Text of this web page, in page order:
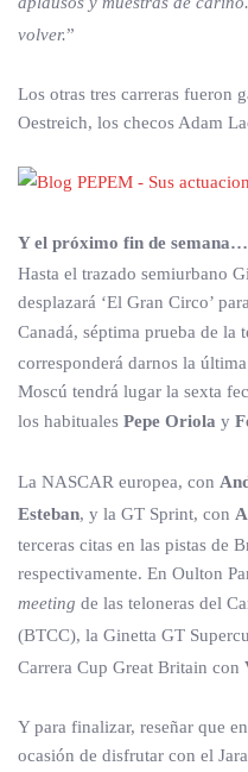
volver.”
Los otras tres carreras fueron
Oestreich, los checos Adam
Y el próximo fin de semana…
Hasta el trazado semiurbano
desplazará ‘El Gran Circo’
Canadá, séptima prueba de la
corresponderá darnos la
Moscú tendrá lugar la sexta
los habituales Pepe Oriola y
La NASCAR europea, con
Esteban, y la GT Sprint, con
terceras citas en las pistas de
respectivamente. En Oulton
meeting de las teloneras del
(BTCC), la Ginetta GT
Carrera Cup Great Britain con
Y para finalizar, reseñar que
ocasión de disfrutar con el